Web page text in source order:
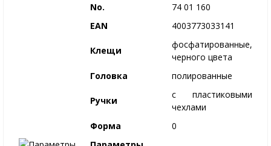
No.
74 01 160
EAN
4003773033141
Клещи
фосфатированные,
черного цвета
Головка
полированные
Ручки
с пластиковыми
чехлами
Форма
0